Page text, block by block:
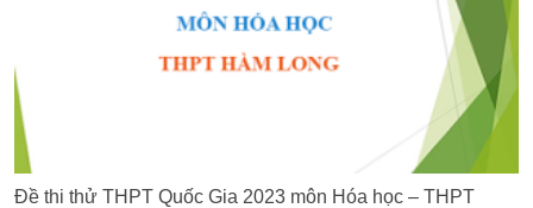
Đề thi thử THPT Quốc Gia 2023 môn Hóa học – THPT